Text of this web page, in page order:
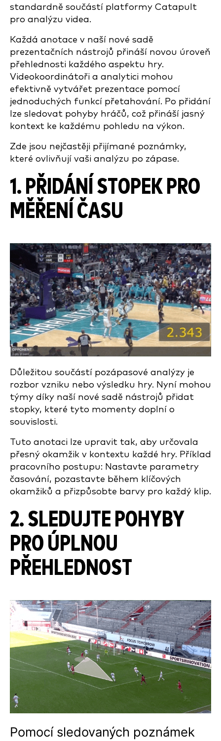
standardně součástí platformy Catapult
pro analýzu videa.
Každá anotace v naší nové sadě
prezentačních nástrojů přináší novou úroveň
přehlednosti každého aspektu hry.
Videokoordinátoři a analytici mohou
efektivně vytvářet prezentace pomocí
jednoduchých funkcí přetahování. Po přidání
lze sledovat pohyby hráčů, což přináší jasný
kontext ke každému pohledu na výkon.
Zde jsou nejčastěji přijímané poznámky,
které ovlivňují vaši analýzu po zápase.
1. PŘIDÁNÍ STOPEK PRO
MĚŘENÍ ČASU
Důležitou součástí pozápasové analýzy je
rozbor vzniku nebo výsledku hry. Nyní mohou
týmy díky naší nové sadě nástrojů přidat
stopky, které tyto momenty doplní o
souvislosti.
Tuto anotaci lze upravit tak, aby určovala
přesný okamžik v kontextu každé hry. Příklad
pracovního postupu: Nastavte parametry
časování, pozastavte během klíčových
okamžiků a přizpůsobte barvy pro každý klip.
2. SLEDUJTE POHYBY
PRO ÚPLNOU
PŘEHLEDNOST
Pomocí sledovaných poznámek